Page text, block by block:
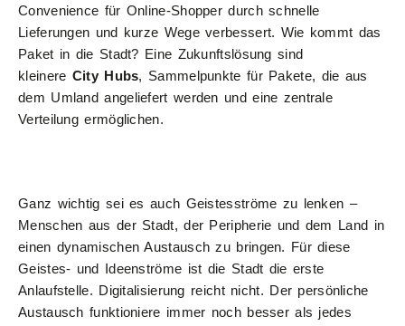
Convenience für Online-Shopper durch schnelle
Lieferungen und kurze Wege verbessert. Wie kommt das
Paket in die Stadt? Eine Zukunftslösung sind
kleinere City Hubs, Sammelpunkte für Pakete, die aus
dem Umland angeliefert werden und eine zentrale
Verteilung ermöglichen.
Ganz wichtig sei es auch Geistesströme zu lenken –
Menschen aus der Stadt, der Peripherie und dem Land in
einen dynamischen Austausch zu bringen. Für diese
Geistes- und Ideenströme ist die Stadt die erste
Anlaufstelle. Digitalisierung reicht nicht. Der persönliche
Austausch funktioniere immer noch besser als jedes